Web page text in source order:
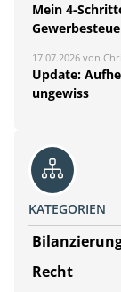
Mein 4-
17.07.2026 von
Update:
ungewiss
KATEGORIEN
Recht